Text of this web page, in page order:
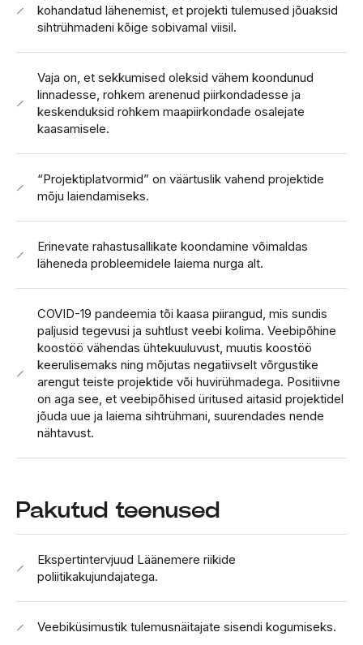
kohandatud lähenemist, et projekti tulemused jõuaksid
sihtrühmadeni kõige sobivamal viisil.
Vaja on, et sekkumised oleksid vähem koondunud
linnadesse, rohkem arenenud piirkondadesse ja
keskenduksid rohkem maapiirkondade osalejate
kaasamisele.
“Projektiplatvormid” on väärtuslik vahend projektide
mõju laiendamiseks.
Erinevate rahastusallikate koondamine võimaldas
läheneda probleemidele laiema nurga alt.
COVID-19 pandeemia tõi kaasa piirangud, mis sundis
paljusid tegevusi ja suhtlust veebi kolima. Veebipõhine
koostöö vähendas ühtekuuluvust, muutis koostöö
keerulisemaks ning mõjutas negatiivselt võrgustike
arengut teiste projektide või huvirühmadega. Positiivne
on aga see, et veebipõhised üritused aitasid projektidel
jõuda uue ja laiema sihtrühmani, suurendades nende
nähtavust.
Pakutud teenused
Ekspertintervjuud Läänemere riikide
poliitikakujundajatega.
Veebiküsimustik tulemusnäitajate sisendi kogumiseks.